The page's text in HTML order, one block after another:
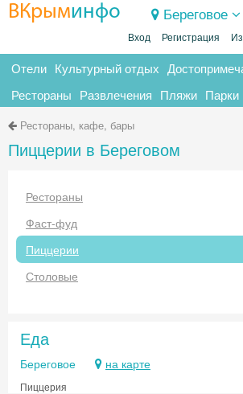
ВКрыминфо Береговое
Вход Регистрация
Отели Культурный отдых
Рестораны Развлечения Пляжи Парки
Рестораны, кафе, бары
Пиццерии в Береговом
Рестораны
Фаст-фуд
Пиццерии
Столовые
Еда
Береговое на карте
Пиццерия